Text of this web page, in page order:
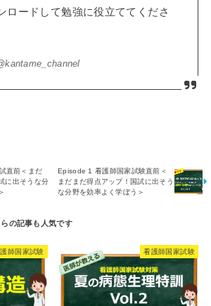
ロードして勉強に役立ててくださ
直前＜まだ
に出そうな分
Episode 1 看護師国家試験直前＜
まだまだ得点アップ！国試に出そう
な分野を効率よく学ぼう＞
師国家試験 看護師国家試験